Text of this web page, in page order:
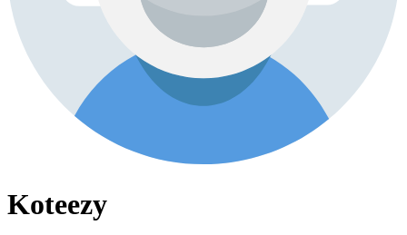
Koteezy